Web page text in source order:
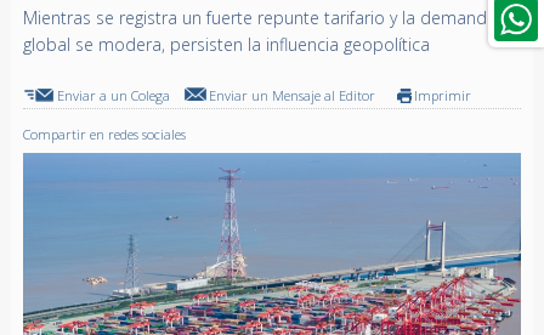
Mientras se registra un fuerte repunte tarifario y la demanda
global se modera, persisten la influencia geopolítica
Enviar a un Colega Enviar un Mensaje al Editor Imprimir
Compartir en redes sociales